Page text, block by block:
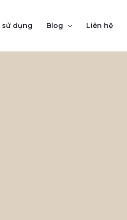
sử dụng Blog Liên hệ